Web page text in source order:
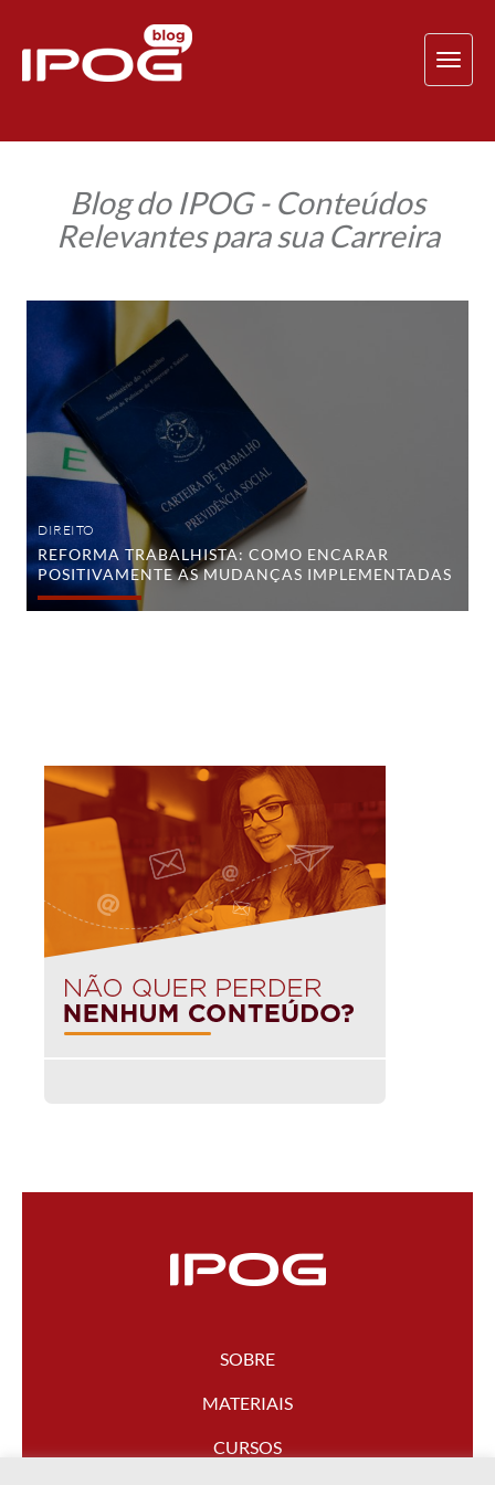
Blog do IPOG - Conteúdos
Relevantes para sua Carreira
Reforma
positivamente
mudanças
implementadas
DIREITO
REFORMA TRABALHISTA: COMO ENCARAR
POSITIVAMENTE AS MUDANÇAS IMPLEMENTADAS
SOBRE
MATERIAIS
CURSOS